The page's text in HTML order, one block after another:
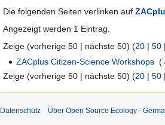
Die folgenden Seiten verlinken auf
Angezeigt werden 1 Eintrag.
Zeige (vorherige 50 | nächste 50) (20 | 50
ZACplus Citizen-Science Workshops ‎(
Zeige (vorherige 50 | nächste 50) (20 | 50
Datenschutz Über Open Source Ecology -